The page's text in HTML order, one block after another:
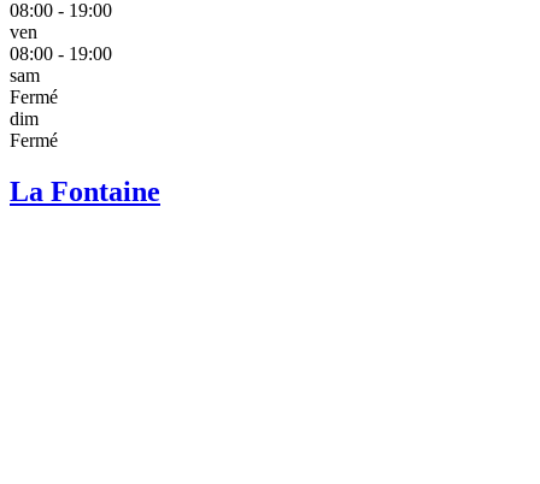
08:00 - 19:00
ven
08:00 - 19:00
sam
Fermé
dim
Fermé
La Fontaine